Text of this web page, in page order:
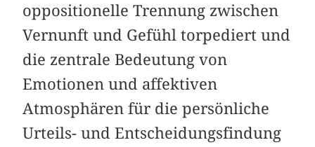
oppositionelle Trennung zwischen
Vernunft und Gefühl torpediert und
die zentrale Bedeutung von
Emotionen und affektiven
Atmosphären für die persönliche
Urteils- und Entscheidungsfindung